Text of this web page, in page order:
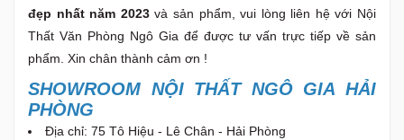
đẹp nhất năm 2023và sản phẩm, vui lòng liên hệ với Nội
Thất Văn Phòng Ngô Gia để được tư vấn trực tiếp về sản
phẩm. Xin chân thành cảm ơn !
SHOWROOM NỘI THẤT NGÔ GIA HẢI
PHÒNG
Địa chỉ: 75 Tô Hiệu - Lê Chân - Hải Phòng